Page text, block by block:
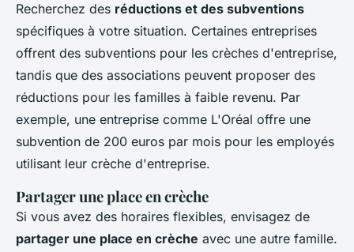
Recherchez des réductions et des subventions
spécifiques à votre situation. Certaines entreprises
offrent des subventions pour les crèches d'entreprise,
tandis que des associations peuvent proposer des
réductions pour les familles à faible revenu. Par
exemple, une entreprise comme L'Oréal offre une
subvention de 200 euros par mois pour les employés
utilisant leur crèche d'entreprise.
Partager une place en crèche
Si vous avez des horaires flexibles, envisagez de
partager une place en crèche avec une autre famille.